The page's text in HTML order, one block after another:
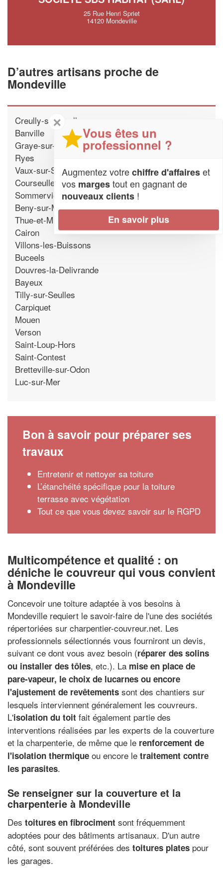
25 Rue Henri Spriet
14120 Mondeville
D’autres artisans proche de
Mondeville
Creully-sur-Seulles
Banville
Graye-sur-Mer
Ryes
Vaux-sur-Seulles
Courseulles-sur-Mer
Sommervieu
Beny-sur-Mer
Thue-et-Mue
Cairon
Villons-les-Buissons
Buceels
Douvres-la-Delivrande
Bayeux
Tilly-sur-Seulles
Carpiquet
Mouen
Verson
Saint-Loup-Hors
Saint-Contest
Bretteville-sur-Odon
Luc-sur-Mer
Bon à savoir pour préparer ses
travaux
Entretenir et nettoyer sa toiture
L’étanchéité spécifique pour la toiture
terrasse avec végétation
Tout ce que vous devez savoir sur le RGPD
Multicompétence et qualité : on
déniche le couvreur qui vous convient
à Mondeville
Concevoir une toiture adaptée à vos besoins à
Mondeville requiert le savoir-faire de l'une des sociétés
répertoriées sur charpentier-couvreur.net. Les
professionnels sélectionnés vous fourniront un devis,
suivant ce dont vous avez besoin (réparer des solins
ou installer des tôles, etc.). La mise en place de
pare-vapeur, le choix de lucarnes ou encore
l'ajustement de revêtements sont des chantiers sur
lesquels interviennent généralement les couvreurs.
L'isolation du toit fait également partie des
interventions réalisées par les experts de la couverture
et la charpenterie, de même que le renforcement de
l'isolation thermique ou encore le traitement contre
les parasites.
Se renseigner sur la couverture et la
charpenterie à Mondeville
Des toitures en fibrociment sont fréquemment
adoptées pour des bâtiments artisanaux. D'un autre
côté, sont souvent préférées des toitures plates pour
les garages.
✕
Vous êtes un
professionnel ?
Augmentez votrechiffre d'affaireset
vos margestout en gagnant de
nouveaux clients !
En savoir plus